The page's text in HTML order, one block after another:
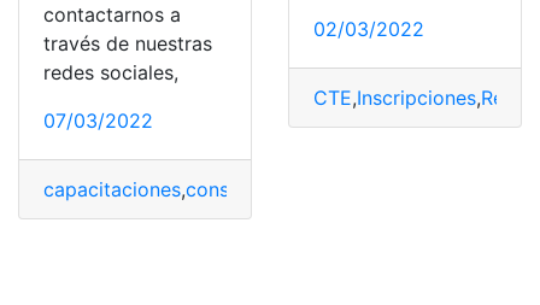
contactarnos a
través de nuestras
redes sociales,
07/03/2022
capacitaciones,consulta
02/03/2022
CTE,Inscripciones,